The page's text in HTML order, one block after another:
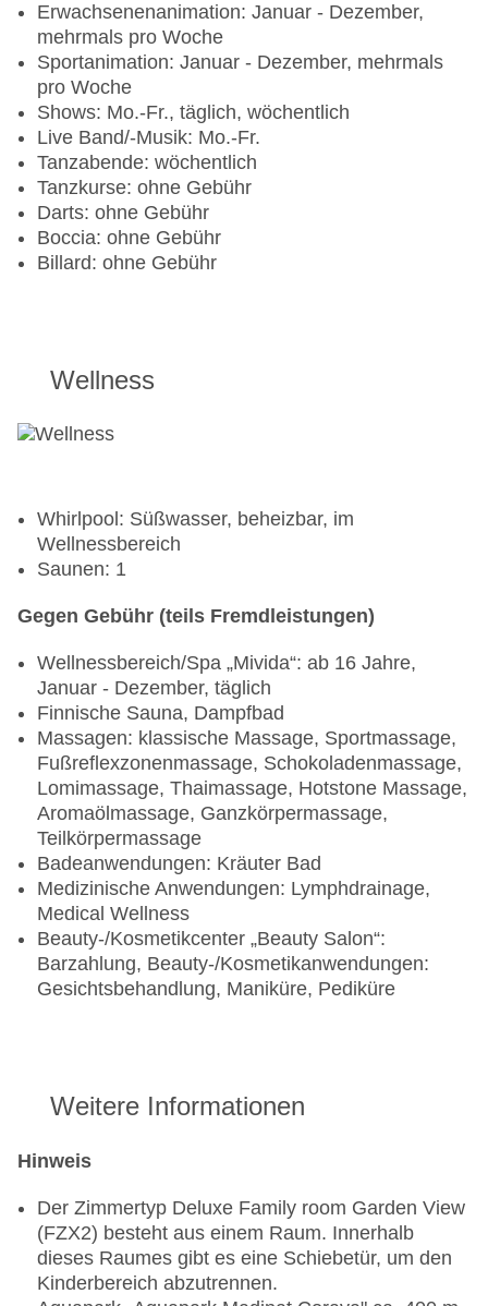
Erwachsenenanimation: Januar - Dezember,
mehrmals pro Woche
Sportanimation: Januar - Dezember, mehrmals
pro Woche
Shows: Mo.-Fr., täglich, wöchentlich
Live Band/-Musik: Mo.-Fr.
Tanzabende: wöchentlich
Tanzkurse: ohne Gebühr
Darts: ohne Gebühr
Boccia: ohne Gebühr
Billard: ohne Gebühr
Wellness
Whirlpool: Süßwasser, beheizbar, im
Wellnessbereich
Saunen: 1
Gegen Gebühr (teils Fremdleistungen)
Wellnessbereich/Spa „Mivida“: ab 16 Jahre,
Januar - Dezember, täglich
Finnische Sauna, Dampfbad
Massagen: klassische Massage, Sportmassage,
Fußreflexzonenmassage, Schokoladenmassage,
Lomimassage, Thaimassage, Hotstone Massage,
Aromaölmassage, Ganzkörpermassage,
Teilkörpermassage
Badeanwendungen: Kräuter Bad
Medizinische Anwendungen: Lymphdrainage,
Medical Wellness
Beauty-/Kosmetikcenter „Beauty Salon“:
Barzahlung, Beauty-/Kosmetikanwendungen:
Gesichtsbehandlung, Maniküre, Pediküre
Weitere Informationen
Hinweis
Der Zimmertyp Deluxe Family room Garden View
(FZX2) besteht aus einem Raum. Innerhalb
dieses Raumes gibt es eine Schiebetür, um den
Kinderbereich abzutrennen.